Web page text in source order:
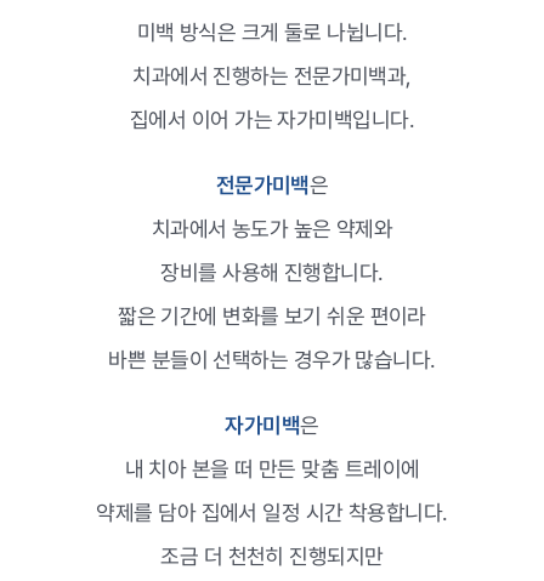
미백 방식은 크게 둘로 나뉩니다.
치과에서 진행하는 전문가미백과,
집에서 이어 가는 자가미백입니다.
전문가미백은
치과에서 농도가 높은 약제와
장비를 사용해 진행합니다.
짧은 기간에 변화를 보기 쉬운 편이라
바쁜 분들이 선택하는 경우가 많습니다.
자가미백은
내 치아 본을 떠 만든 맞춤 트레이에
약제를 담아 집에서 일정 시간 착용합니다.
조금 더 천천히 진행되지만